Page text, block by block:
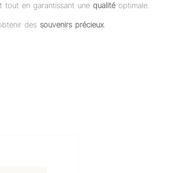
tout en garantissant une qualitéoptimale.
des souvenirs précieux.